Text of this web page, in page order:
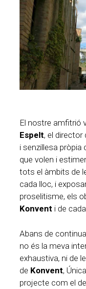
El nostre amfitrió
Espelt, el
i senzillesa pròpia
que volen i
tots el àmbits de
cada lloc, i
proselitisme, els
Konvent i de
Abans de
no és la meva
exhaustiva, ni de
de Konvent,
projecte com el